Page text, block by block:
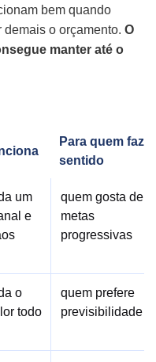
bem quando
o orçamento. O
manter até o
Para quem faz
sentido
um
e
quem gosta de
metas
progressivas
o
todo
quem prefere
previsibilidade